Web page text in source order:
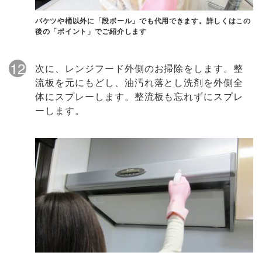
バケツや桶以外に「段ボール」でも代用できます。詳しくはこの
後の「ポイント」でご紹介します
12
次に、レンジフード外側のお掃除をします。整
流板を元にもどし、油汚れ落とし洗剤を外側全
体にスプレーします。整流板も忘れずにスプレ
ーします。